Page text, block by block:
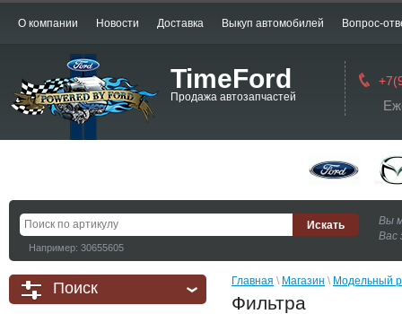
О компании Новости Доставка Выкуп автомобилей Вопрос-
TimeFord
Продажа автозапчастей
Например: 30655605
Вы
Вас
Поиск Главная \ Магазин \ Модельный
Фильтра